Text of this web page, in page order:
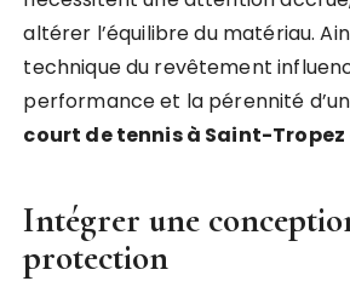
altérer l’équilibre du matériau.
technique du revêtement
performance et la pérennité
court de tennis à Saint-Tropez
Intégrer une
protection